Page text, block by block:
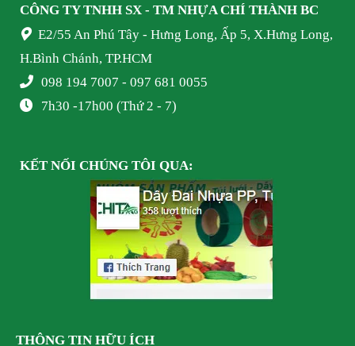
CÔNG TY TNHH SX - TM NHỰA CHÍ THÀNH BC
E2/55 An Phú Tây - Hưng Long, Ấp 5, X.Hưng Long,
H.Bình Chánh, TP.HCM
098 194 7007 - 097 681 0055
7h30 -17h00 (Thứ 2 - 7)
KẾT NỐI CHÚNG TÔI QUA:
THÔNG TIN HỮU ÍCH